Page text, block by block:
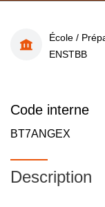
École /
ENSTBB
Code interne
BT7ANGEX
Description